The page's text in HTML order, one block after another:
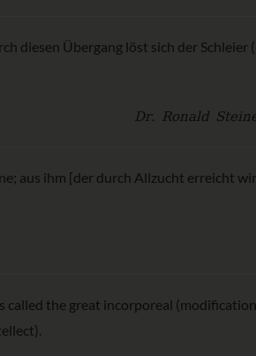
diesen Übergang löst sich der Schleier (
Dr. Ronald
aus ihm [der durch Allzucht erreicht
called the great incorporeal